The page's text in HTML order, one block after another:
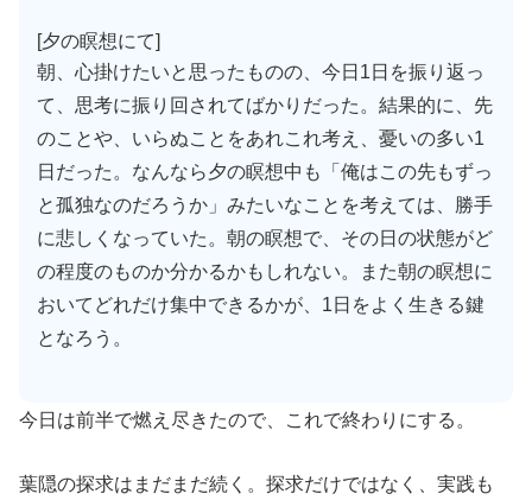
[夕の瞑想にて]
朝、心掛けたいと思ったものの、今日1日を振り返っ
て、思考に振り回されてばかりだった。結果的に、先
のことや、いらぬことをあれこれ考え、憂いの多い1
日だった。なんなら夕の瞑想中も「俺はこの先もずっ
と孤独なのだろうか」みたいなことを考えては、勝手
に悲しくなっていた。朝の瞑想で、その日の状態がど
の程度のものか分かるかもしれない。また朝の瞑想に
おいてどれだけ集中できるかが、1日をよく生きる鍵
となろう。
今日は前半で燃え尽きたので、これで終わりにする。
葉隠の探求はまだまだ続く。探求だけではなく、実践も